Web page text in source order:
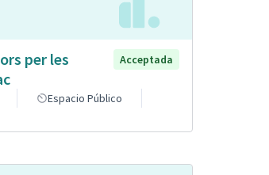
per les
Acceptada
Espacio Público